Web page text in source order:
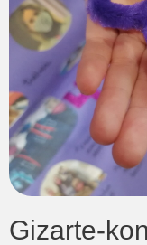
Gizarte-